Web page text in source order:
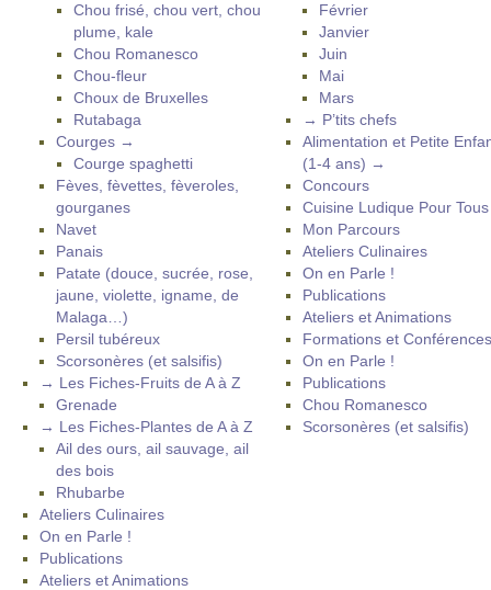
Chou frisé, chou vert, chou
plume, kale
Chou Romanesco
Chou-fleur
Choux de Bruxelles
Rutabaga
Courges →
Courge spaghetti
Fèves, fèvettes, fèveroles,
gourganes
Navet
Panais
Patate (douce, sucrée, rose,
jaune, violette, igname, de
Malaga…)
Persil tubéreux
Scorsonères (et salsifis)
→ Les Fiches-Fruits de A à Z
Grenade
→ Les Fiches-Plantes de A à Z
Ail des ours, ail sauvage, ail
des bois
Rhubarbe
Ateliers Culinaires
On en Parle !
Publications
Ateliers et Animations
Février
Janvier
Juin
Mai
Mars
→ P’tits chefs
Alimentation et Petite
(1-4 ans) →
Concours
Cuisine Ludique Pour
Mon Parcours
Ateliers Culinaires
On en Parle !
Publications
Ateliers et Animations
Formations et Conférences
On en Parle !
Publications
Chou Romanesco
Scorsonères (et salsifis)